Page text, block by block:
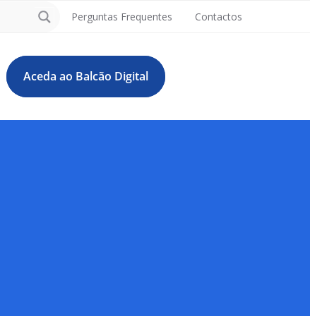
Perguntas Frequentes Contactos
Aceda ao Balcão Digital